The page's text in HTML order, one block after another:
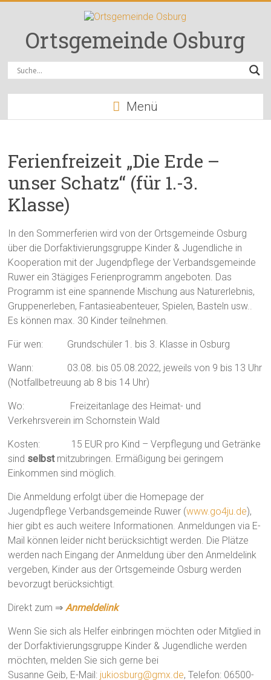
springenOrtsgemeinde Osburg
Menü
Ferienfreizeit „Die Erde –
unser Schatz“ (für 1.-3.
Klasse)
In den Sommerferien wird von der Ortsgemeinde Osburg
über die Dorfaktivierungsgruppe Kinder & Jugendliche in
Kooperation mit der Jugendpflege der Verbandsgemeinde
Ruwer ein 3tägiges Ferienprogramm angeboten. Das
Programm ist eine spannende Mischung aus Naturerlebnis,
Gruppenerleben, Fantasieabenteuer, Spielen, Basteln usw..
Es können max. 30 Kinder teilnehmen.
Für wen: Grundschüler 1. bis 3. Klasse in Osburg
Wann: 03.08. bis 05.08.2022, jeweils von 9 bis 13 Uhr
(Notfallbetreuung ab 8 bis 14 Uhr)
Wo: Freizeitanlage des Heimat- und
Verkehrsverein im Schornstein Wald
Kosten: 15 EUR pro Kind – Verpflegung und Getränke
sind selbstmitzubringen. Ermäßigung bei geringem
Einkommen sind möglich.
Die Anmeldung erfolgt über die Homepage der
Jugendpflege Verbandsgemeinde Ruwer (www.go4ju.de),
hier gibt es auch weitere Informationen. Anmeldungen via E-
Mail können leider nicht berücksichtigt werden. Die Plätze
werden nach Eingang der Anmeldung über den Anmeldelink
vergeben, Kinder aus der Ortsgemeinde Osburg werden
bevorzugt berücksichtigt.
Direkt zum ⇒Anmeldelink
Wenn Sie sich als Helfer einbringen möchten oder Mitglied in
der Dorfaktivierungsgruppe Kinder & Jugendliche werden
möchten, melden Sie sich gerne bei
Susanne Geib, E-Mail: jukiosburg@gmx.de, Telefon: 06500-